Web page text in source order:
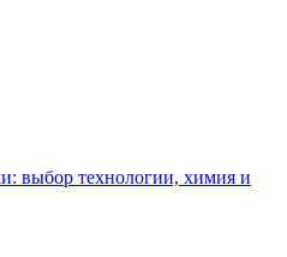
выбор технологии, химия и